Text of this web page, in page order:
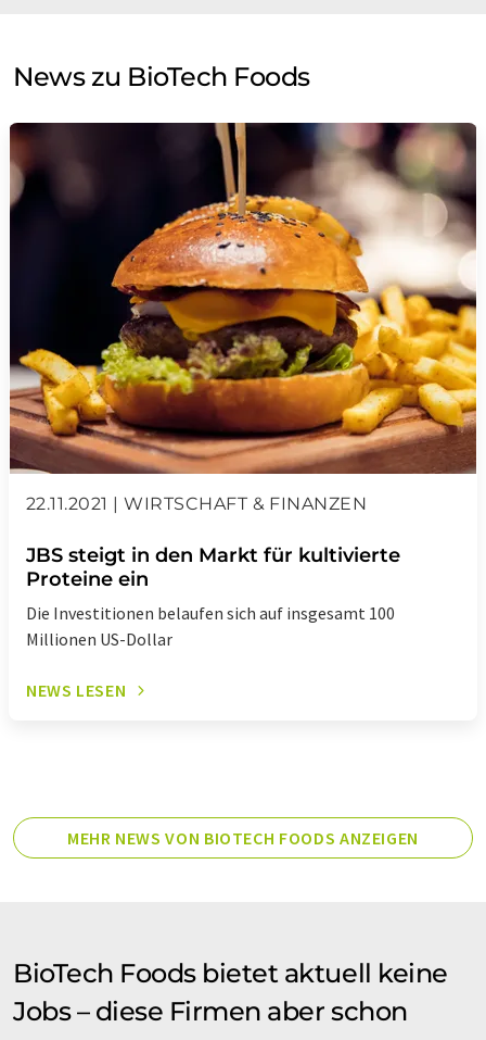
News zu BioTech Foods
22.11.2021 | WIRTSCHAFT & FINANZEN
JBS steigt in den Markt für kultivierte
Proteine ein
Die Investitionen belaufen sich auf insgesamt 100
Millionen US-Dollar
NEWS LESEN
MEHR NEWS VON BIOTECH FOODS ANZEIGEN
BioTech Foods bietet aktuell keine
Jobs – diese Firmen aber schon